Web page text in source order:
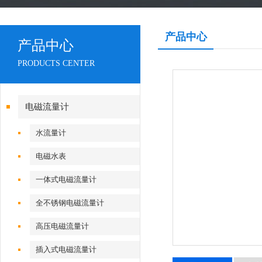
产品中心
PRODUCTS CENTER
电磁流量计
水流量计
电磁水表
一体式电磁流量计
全不锈钢电磁流量计
高压电磁流量计
插入式电磁流量计
产品中心